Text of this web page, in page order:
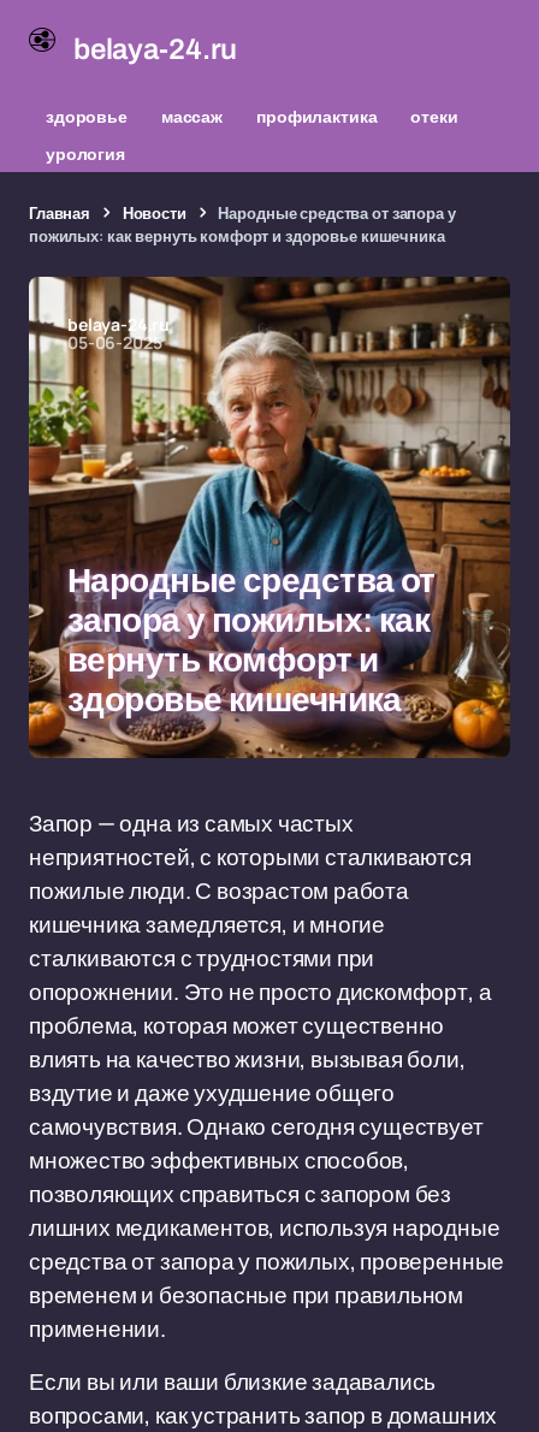
belaya-24.ru
здоровье массаж профилактика
отеки
урология
Главная Новости
Народные средства от запора у
пожилых: как вернуть комфорт и здоровье кишечника
belaya-24.ru
05-06-2025
Народные средства от
запора у пожилых: как
вернуть комфорт и
здоровье кишечника
Запор — одна из самых частых
неприятностей, с которыми сталкиваются
пожилые люди. С возрастом работа
кишечника замедляется, и многие
сталкиваются с трудностями при
опорожнении. Это не просто дискомфорт, а
проблема, которая может существенно
влиять на качество жизни, вызывая боли,
вздутие и даже ухудшение общего
самочувствия. Однако сегодня существует
множество эффективных способов,
позволяющих справиться с запором без
лишних медикаментов, используя народные
средства от запора у пожилых, проверенные
временем и безопасные при правильном
применении.
Если вы или ваши близкие задавались
вопросами, как устранить запор в домашних